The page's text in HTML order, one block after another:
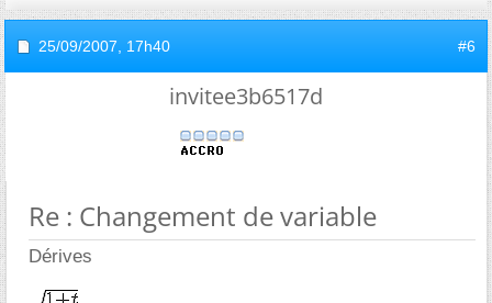
25/09/2007, 17h40 #6
invitee3b6517d
Re : Changement de variable
Dérives